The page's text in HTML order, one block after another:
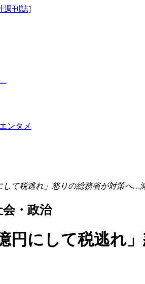
ンタメ
して税逃れ」怒りの総務省が対策へ…
会・政治
億円にして税逃れ